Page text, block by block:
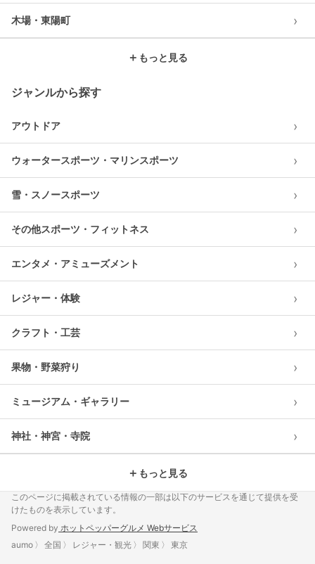
木場・東陽町 ›
＋ もっと見る
ジャンルから探す
アウトドア ›
ウォータースポーツ・マリンスポーツ ›
雪・スノースポーツ ›
その他スポーツ・フィットネス ›
エンタメ・アミューズメント ›
レジャー・体験 ›
クラフト・工芸 ›
果物・野菜狩り ›
ミュージアム・ギャラリー ›
神社・神宮・寺院 ›
＋ もっと見る
このページに掲載されている情報の一部は以下のサービスを通じて提供を受
けたものを表示しています。
Powered by ホットペッパーグルメ Webサービス
aumo
全国 レジャー・観光 関東 東京